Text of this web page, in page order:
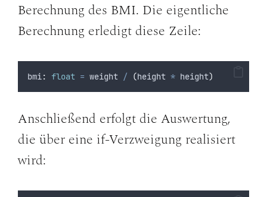
Berechnung des BMI. Die eigentliche
Berechnung erledigt diese Zeile:
bmi: float = weight / (height * height)
Anschließend erfolgt die Auswertung,
die über eine if-Verzweigung realisiert
wird: